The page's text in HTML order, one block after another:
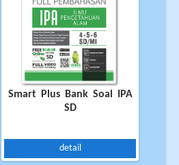
Smart Plus Bank Soal IPA
SD
detail